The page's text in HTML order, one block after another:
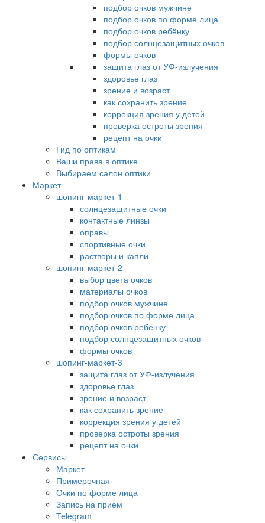
подбор очков мужчине
подбор очков по форме лица
подбор очков ребёнку
подбор солнцезащитных очков
формы очков
защита глаз от УФ-излучения
здоровье глаз
зрение и возраст
как сохранить зрение
коррекция зрения у детей
проверка остроты зрения
рецепт на очки
Гид по оптикам
Ваши права в оптике
Выбираем салон оптики
Маркет
шопинг-маркет-1
солнцезащитные очки
контактные линзы
оправы
спортивные очки
растворы и капли
шопинг-маркет-2
выбор цвета очков
материалы очков
подбор очков мужчине
подбор очков по форме лица
подбор очков ребёнку
подбор солнцезащитных очков
формы очков
шопинг-маркет-3
защита глаз от УФ-излучения
здоровье глаз
зрение и возраст
как сохранить зрение
коррекция зрения у детей
проверка остроты зрения
рецепт на очки
Сервисы
Маркет
Примерочная
Очки по форме лица
Запись на прием
Telegram